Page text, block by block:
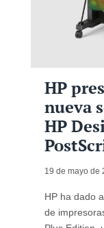
HP
nueva
HP
19 de mayo de
HP ha dado
de